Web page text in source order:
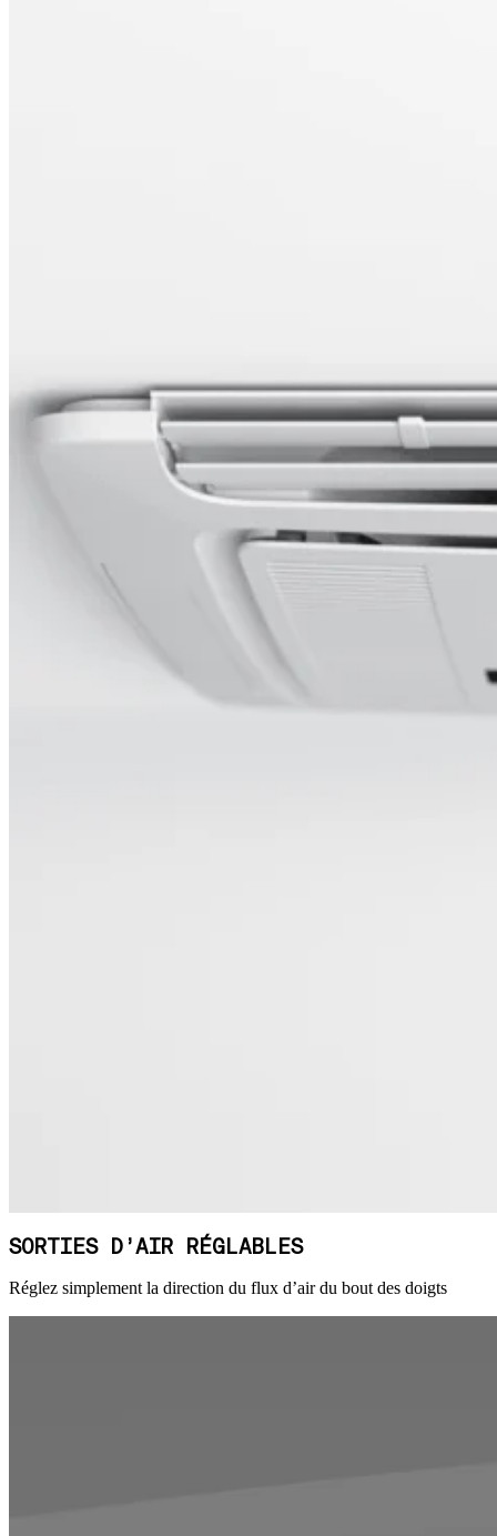
SORTIES D’AIR RÉGLABLES
Réglez simplement la direction du flux d’air du bout des doigts